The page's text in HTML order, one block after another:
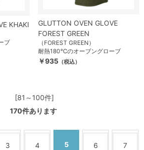
KHAKI
ブ
GLUTTON OVEN GLOVE
FOREST GREEN
（FOREST GREEN）
耐熱180℃のオーブングローブ
￥935 （税込）
[81～100件]
170件あります
3 4 5 6 7